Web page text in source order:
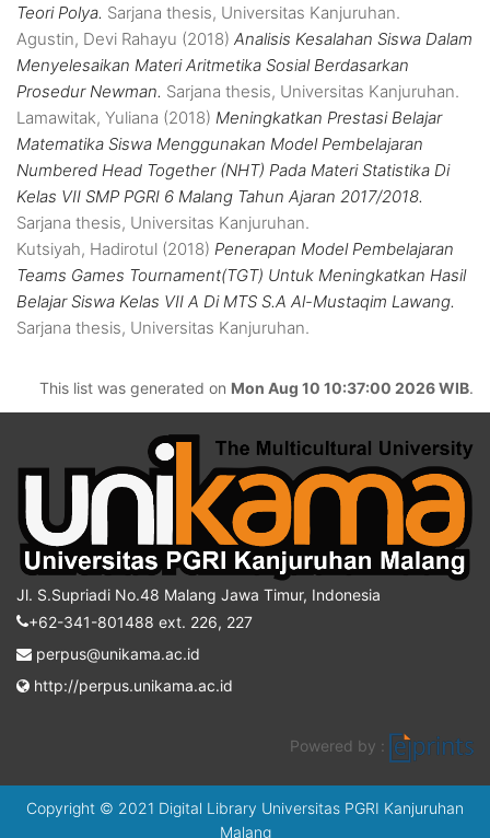
Teori Polya. Sarjana thesis, Universitas Kanjuruhan.
Agustin, Devi Rahayu (2018) Analisis Kesalahan Siswa Dalam
Menyelesaikan Materi Aritmetika Sosial Berdasarkan
Prosedur Newman. Sarjana thesis, Universitas Kanjuruhan.
Lamawitak, Yuliana (2018) Meningkatkan Prestasi Belajar
Matematika Siswa Menggunakan Model Pembelajaran
Numbered Head Together (NHT) Pada Materi Statistika Di
Kelas VII SMP PGRI 6 Malang Tahun Ajaran 2017/2018.
Sarjana thesis, Universitas Kanjuruhan.
Kutsiyah, Hadirotul (2018) Penerapan Model Pembelajaran
Teams Games Tournament(TGT) Untuk Meningkatkan Hasil
Belajar Siswa Kelas VII A Di MTS S.A Al-Mustaqim Lawang.
Sarjana thesis, Universitas Kanjuruhan.
This list was generated on Mon Aug 10 10:37:00 2026 WIB.
Jl. S.Supriadi No.48 Malang Jawa Timur, Indonesia
+62-341-801488 ext. 226, 227
perpus@unikama.ac.id
http://perpus.unikama.ac.id
Powered by :
Copyright © 2021 Digital Library Universitas PGRI Kanjuruhan
Malang